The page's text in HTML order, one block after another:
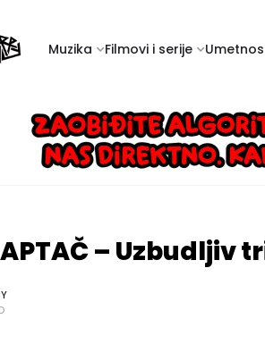
Muzika Filmovi i serije
– Uzbudljiv